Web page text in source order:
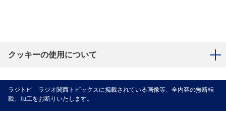
クッキーの使用について
ラジトピ ラジオ関西トピックスに掲載されている画像等、全内容の無断転
載、加工をお断りいたします。